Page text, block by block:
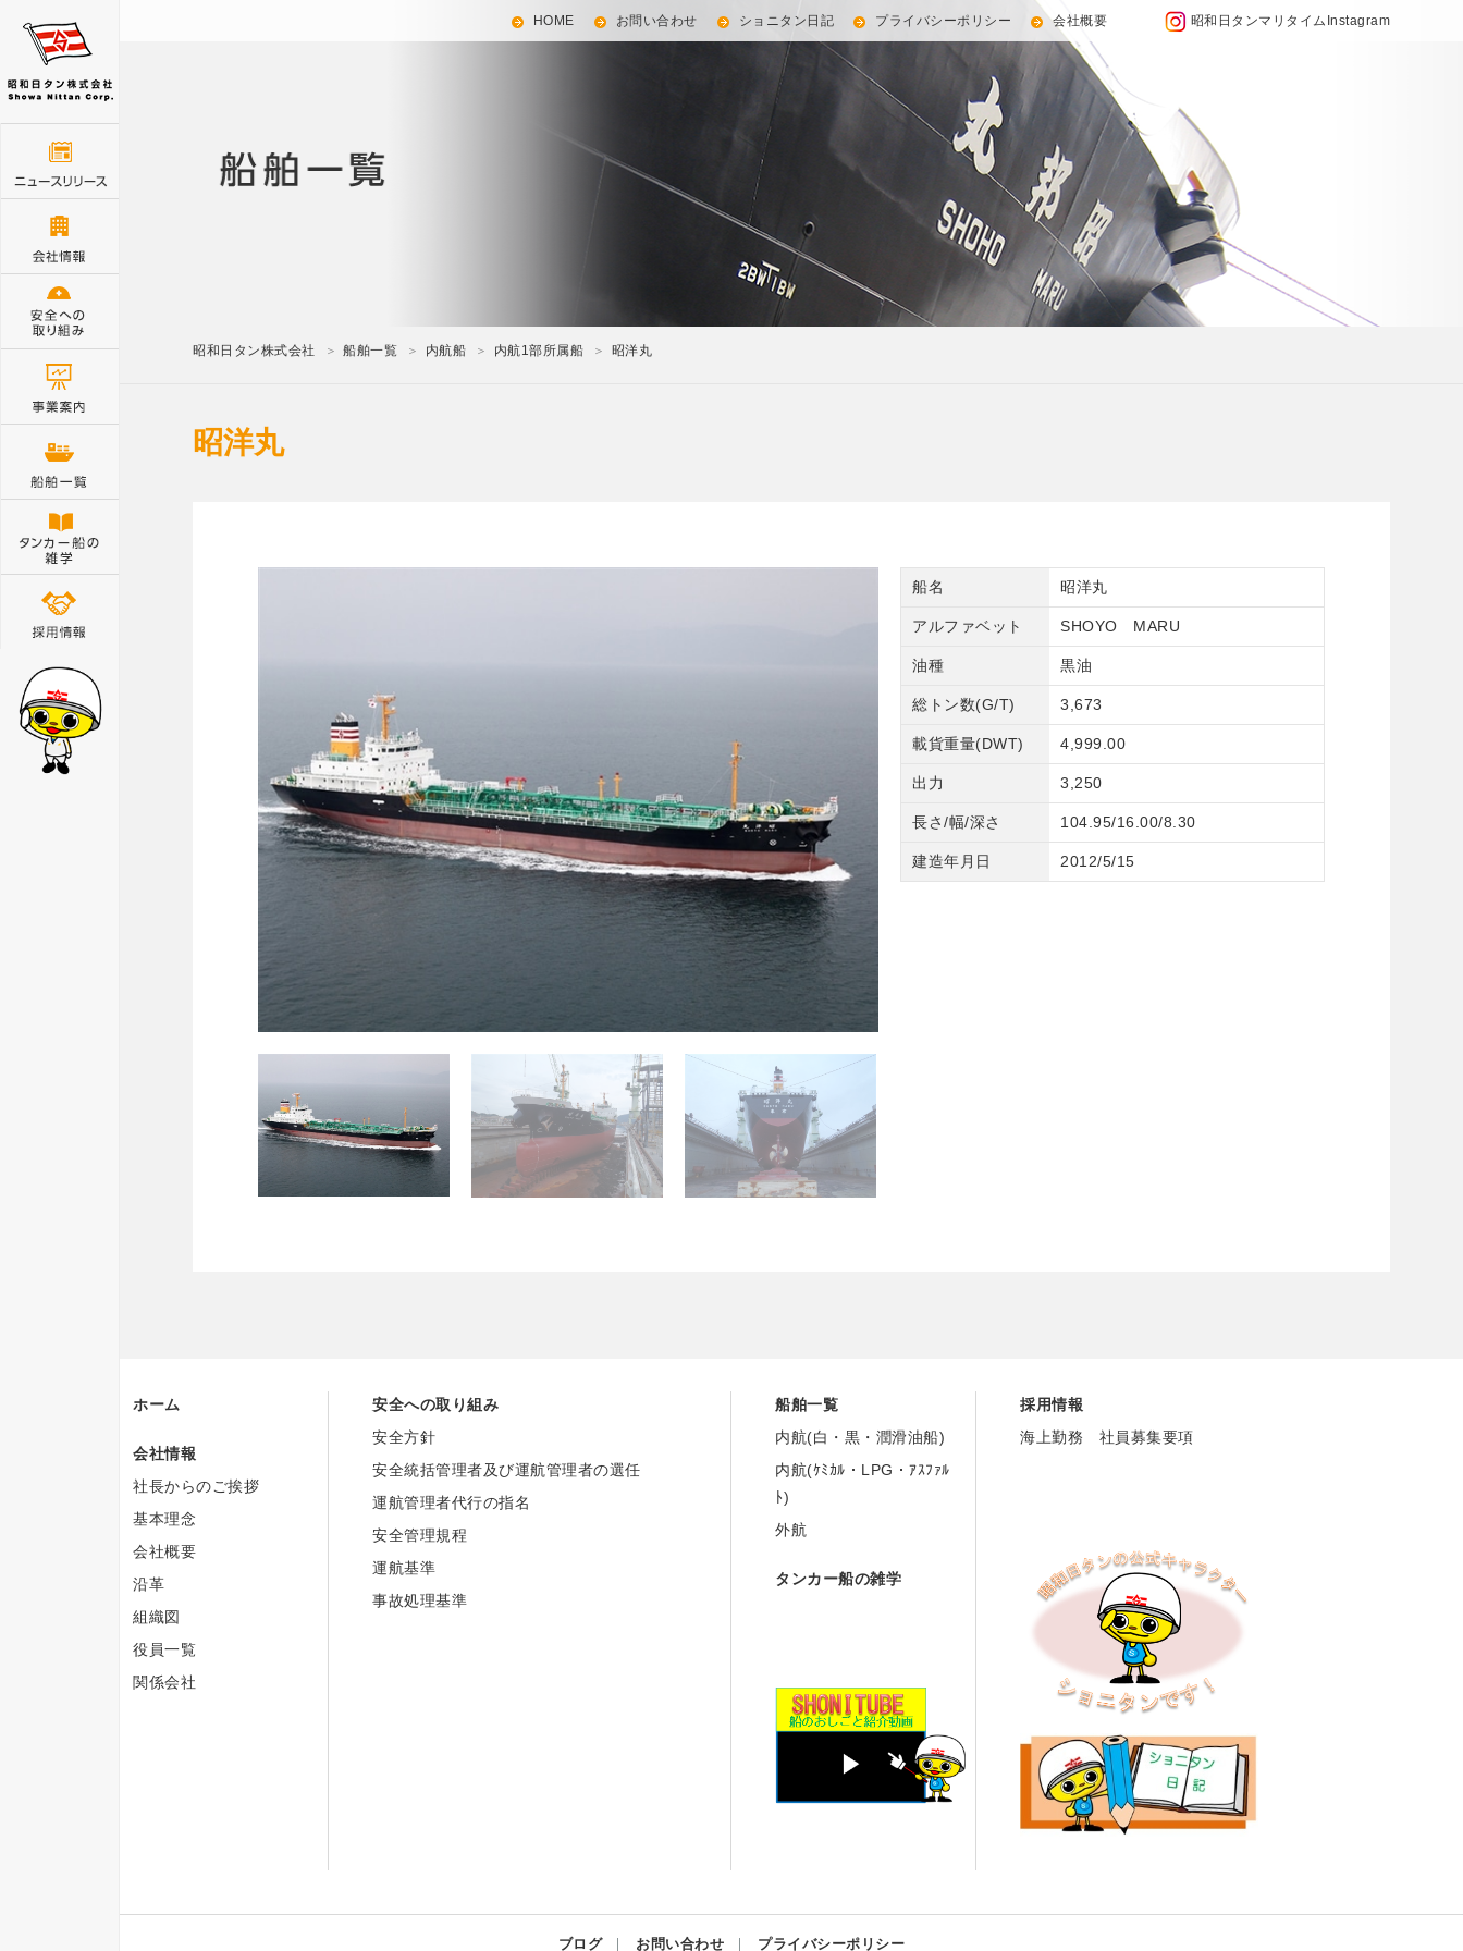
HOME お問い合わせ ショニタン日記 プライバシーポリシー 会社概要 昭和日タンマリタイムInstagram
昭和日タン株式会社 船舶一覧 内航船 内航1部所属船 昭洋丸
昭洋丸
船名 昭洋丸
アルファベット SHOYO MARU
油種 黒油
総トン数(G/T) 3,673
載貨重量(DWT) 4,999.00
出力 3,250
長さ/幅/深さ 104.95/16.00/8.30
建造年月日 2012/5/15
ホーム
会社情報
社長からのご挨拶
基本理念
会社概要
沿革
組織図
役員一覧
関係会社
安全への取り組み
安全方針
安全統括管理者及び運航管理者の選任
運航管理者代行の指名
安全管理規程
運航基準
事故処理基準
船舶一覧
内航(白・黒・潤滑油船)
内航(ｹﾐｶﾙ・LPG・ ｱｽﾌｧﾙ
ﾄ)
外航
タンカー船の雑学
採用情報
海上勤務 社員募集要項
ブログ お問い合わせ プライバシーポリシー